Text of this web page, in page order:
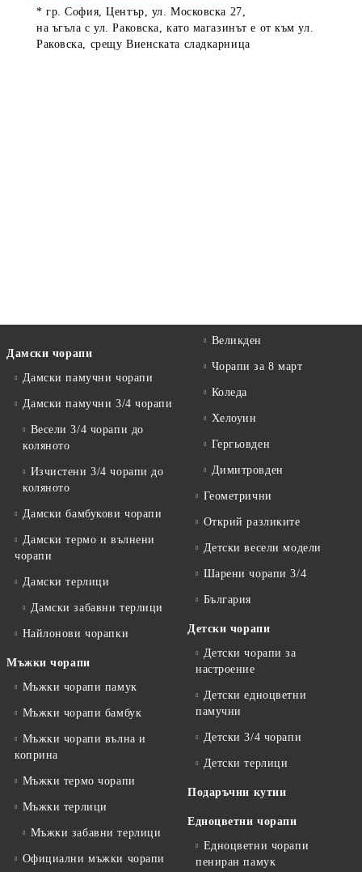
* гр. София, Център, ул. Московска 27,
на ъгъла с ул. Раковска, като магазинът е от към ул.
Раковска, срещу Виенската сладкарница
Дамски чорапи
Дамски памучни чорапи
Дамски памучни 3/4 чорапи
Весели 3/4 чорапи до
коляното
Изчистени 3/4 чорапи до
коляното
Дамски бамбукови чорапи
Дамски термо и вълнени
чорапи
Дамски терлици
Дамски забавни терлици
Найлонови чорапки
Мъжки чорапи
Мъжки чорапи памук
Мъжки чорапи бамбук
Мъжки чорапи вълна и
коприна
Мъжки термо чорапи
Мъжки терлици
Мъжки забавни терлици
Официални мъжки чорапи
Великден
Чорапи за 8 март
Коледа
Хелоуин
Гергьовден
Димитровден
Геометрични
Открий разликите
Детски весели модели
Шарени чорапи 3/4
България
Детски чорапи
Детски чорапи за
настроение
Детски едноцветни
памучни
Детски 3/4 чорапи
Детски терлици
Подаръчни кутии
Едноцветни чорапи
Едноцветни чорапи
пениран памук